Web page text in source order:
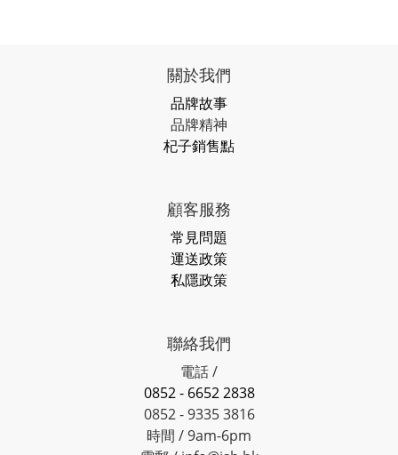
關於我們
品牌故事
品牌精神
杞子銷售點
顧客服務
常見問題
運送政策
私隱政策
聯絡我們
電話 /
0852 - 6652 2838
0852 - 9335 3816
時間 / 9am-6pm